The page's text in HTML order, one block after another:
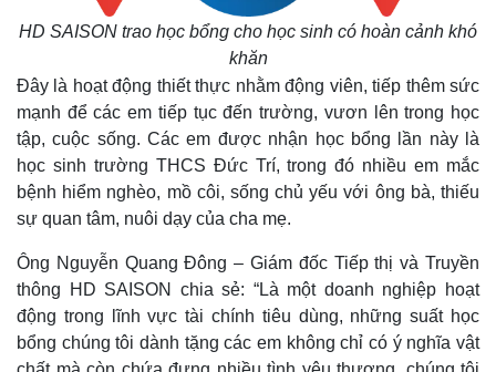
HD SAISON trao học bổng cho học sinh có hoàn cảnh khó
khăn
Đây là hoạt động thiết thực nhằm động viên, tiếp thêm sức
mạnh để các em tiếp tục đến trường, vươn lên trong học
tập, cuộc sống. Các em được nhận học bổng lần này là
học sinh trường THCS Đức Trí, trong đó nhiều em mắc
bệnh hiểm nghèo, mồ côi, sống chủ yếu với ông bà, thiếu
sự quan tâm, nuôi dạy của cha mẹ.
Ông Nguyễn Quang Đông – Giám đốc Tiếp thị và Truyền
thông HD SAISON chia sẻ: “Là một doanh nghiệp hoạt
động trong lĩnh vực tài chính tiêu dùng, những suất học
bổng chúng tôi dành tặng các em không chỉ có ý nghĩa vật